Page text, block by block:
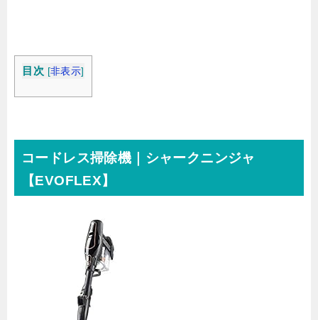
目次 [非表示]
コードレス掃除機｜シャークニンジャ
【EVOFLEX】